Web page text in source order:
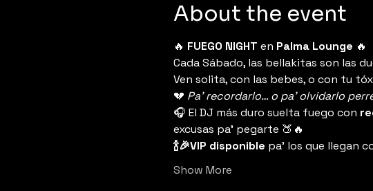
About the event
🔥 FUEGO NIGHT en Palma Lounge 🔥
Cada Sábado, las bellakitas son las
Ven solita, con las bebes, o con tu
💔 Pa’ recordarlo… o pa’ olvidarlo
🎧 El DJ más duro suelta fuego con
excusas pa’ pegarte 🍑🔥
🍾🎉VIP disponible pa’ los que llegan
Show More